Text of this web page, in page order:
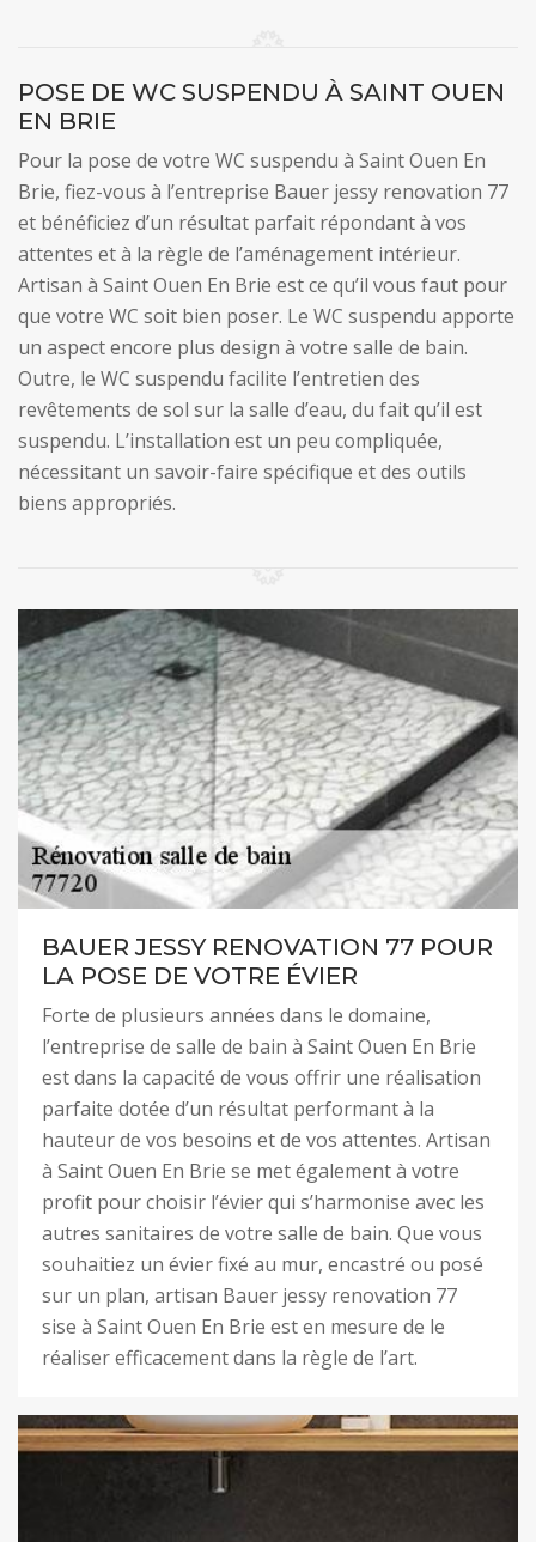
POSE DE WC SUSPENDU À SAINT OUEN
EN BRIE
Pour la pose de votre WC suspendu à Saint Ouen En
Brie, fiez-vous à l’entreprise Bauer jessy renovation 77
et bénéficiez d’un résultat parfait répondant à vos
attentes et à la règle de l’aménagement intérieur.
Artisan à Saint Ouen En Brie est ce qu’il vous faut pour
que votre WC soit bien poser. Le WC suspendu apporte
un aspect encore plus design à votre salle de bain.
Outre, le WC suspendu facilite l’entretien des
revêtements de sol sur la salle d’eau, du fait qu’il est
suspendu. L’installation est un peu compliquée,
nécessitant un savoir-faire spécifique et des outils
biens appropriés.
BAUER JESSY RENOVATION 77 POUR
LA POSE DE VOTRE ÉVIER
Forte de plusieurs années dans le domaine,
l’entreprise de salle de bain à Saint Ouen En Brie
est dans la capacité de vous offrir une réalisation
parfaite dotée d’un résultat performant à la
hauteur de vos besoins et de vos attentes. Artisan
à Saint Ouen En Brie se met également à votre
profit pour choisir l’évier qui s’harmonise avec les
autres sanitaires de votre salle de bain. Que vous
souhaitiez un évier fixé au mur, encastré ou posé
sur un plan, artisan Bauer jessy renovation 77
sise à Saint Ouen En Brie est en mesure de le
réaliser efficacement dans la règle de l’art.